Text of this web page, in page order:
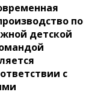
по
детской
с